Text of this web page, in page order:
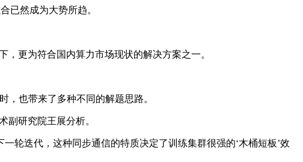
然成为大势所趋。
更为符合国内算力市场现状的解决方案之一。
也带来了多种不同的解题思路。
研究院王展分析。
迭代，这种同步通信的特质决定了训练集群很强的‘木桶短板’效